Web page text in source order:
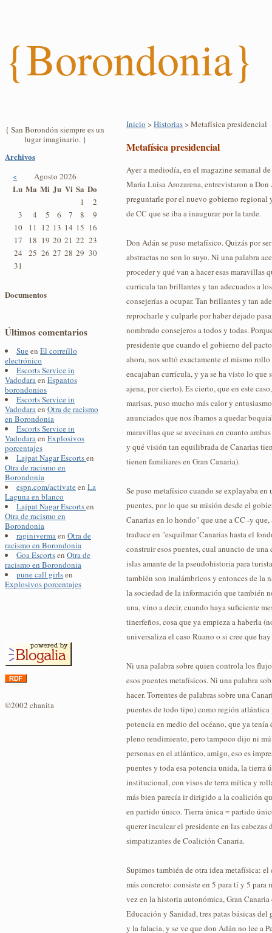
{Borondonia}
{ San Borondón siempre es un
lugar imaginario. }
Archivos
< Agosto 2026
Lu Ma Mi Ju Vi Sa Do
1
2
3
4 5 6 7 8
9
10
11 12 13 14 15 16
17
18 19 20 21 22 23
24
25 26 27 28 29 30
31
Documentos
Últimos comentarios
Sueen El correíllo
electrónico
Escorts Service in
Vadodaraen Espantos
borondonios
Escorts Service in
Vadodaraen Otra de racismo
en Borondonia
Escorts Service in
Vadodaraen Explosivos
porcentajes
Lajpat Nagar Escortsen
Otra de racismo en
Borondonia
espn.com/activateen La
Laguna en blanco
Lajpat Nagar Escortsen
Otra de racismo en
Borondonia
raginivermaen Otra de
racismo en Borondonia
Goa Escortsen Otra de
racismo en Borondonia
pune call girlsen
Explosivos porcentajes
©2002 chanita
Inicio >Historias> Metafísica presidencial
Metafísica presidencial
Ayer a mediodía, en el magazine semanal
Maria Luisa Arozarena, entrevistaron a
preguntarle por el nuevo gobierno regional
de CC que se iba a inaugurar por la tarde.
Don Adán se puso metafísico. Quizás por
abstractas no son lo suyo. Ni una palabra
proceder y qué van a hacer esas maravillas
curricula tan brillantes y tan adecuados a
consejerías a ocupar. Tan brillantes y tan
reprocharle y culparle por haber dejado
nombrado consejeros a todos y todas.
presidente que cuando el gobierno del
ahora, nos soltó exactamente el mismo
encajaban currícula, y ya se ha visto lo que
ajena, por cierto). Es cierto, que en este
marisas, puso mucho más calor y
anunciados que nos íbamos a quedar
maravillas que se avecinan en cuanto
y qué visión tan equilibrada de Canarias
tienen familiares en Gran Canaria).
Se puso metafísico cuando se explayaba en
puentes, por lo que su misión desde el
Canarias en lo hondo" que une a CC -y
traduce en "esquilmar Canarias hasta el
construir esos puentes, cual anuncio de
islas amante de la pseudohistoria para
también son inalámbricos y entonces de la
la sociedad de la información que también
una, vino a decir, cuando haya suficiente
tinerfeños, cosa que ya empieza a haberla
universaliza el caso Ruano o si cree que hay
Ni una palabra sobre quien controla los
esos puentes metafísicos. Ni una palabra
hacer. Torrentes de palabras sobre una
puentes de todo tipo) como región
potencia en medio del océano, que ya tenía
pleno rendimiento, pero tampoco dijo ni
personas en el atlántico, amigo, eso es
puentes y toda esa potencia unida, la tierra
institucional, con visos de terra mítica y
más bien parecía ir dirigido a la coalición
en partido único. Tierra única = partido
querer inculcar el presidente en las
simpatizantes de Coalición Canaria.
Supimos también de otra idea metafísica:
más concreto: consiste en 5 para tí y 5 para
vez en la historia autonómica, Gran
Educación y Sanidad, tres patas básicas del
y la falacia, y se ve que don Adán no lee a